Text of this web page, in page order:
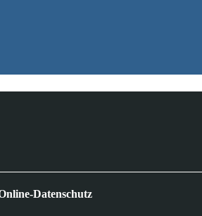
Datenschutz